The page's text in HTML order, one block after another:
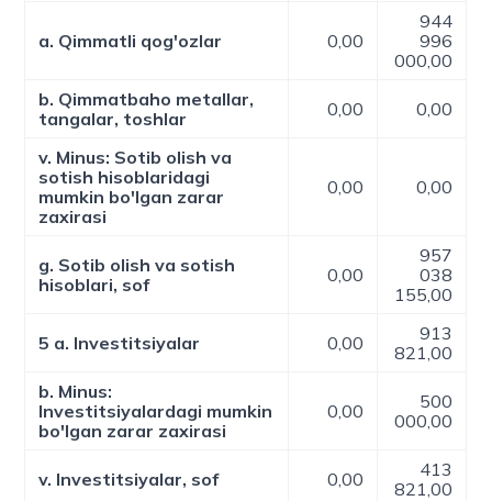
a. Qimmatli qog'ozlar 0,00
944
996
000,00
b. Qimmatbaho metallar,
tangalar, toshlar
0,00 0,00
v. Minus: Sotib olish va
sotish hisoblaridagi
mumkin bo'lgan zarar
zaxirasi
0,00 0,00
g. Sotib olish va sotish
hisoblari, sof
0,00
957
038
155,00
5 a. Investitsiyalar 0,00
913
821,00
b. Minus:
Investitsiyalardagi mumkin
bo'lgan zarar zaxirasi
0,00
500
000,00
v. Investitsiyalar, sof 0,00
413
821,00